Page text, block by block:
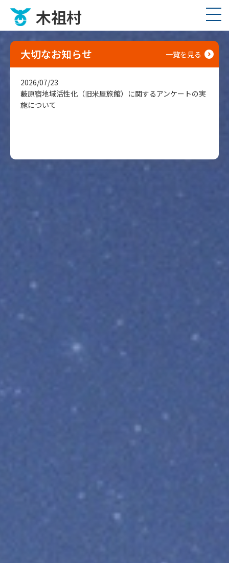
木祖村
大切なお知らせ 一覧を見る
2026/07/23
藪原宿地域活性化（旧米屋旅館）に関するアンケートの実
施について